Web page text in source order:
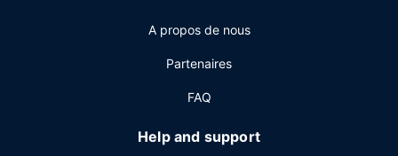
déjeuner préparé sur commande est servi tous les jours de
07 h 00 à 13 h 00 moyennant un supplément.
journaux gratuits dans le hall, un service de nettoyage à
sec / blanchisserie et une réception ouverte 24 h/24. Si
A propos de nous
Partenaires
FAQ
Help and support